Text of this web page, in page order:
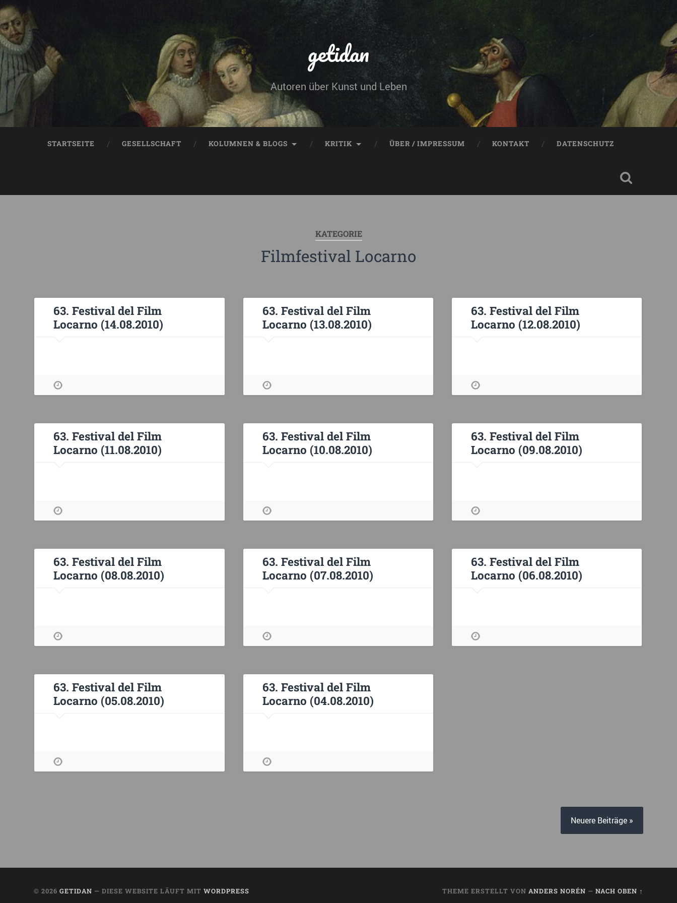
getidan
Autoren über Kunst und Leben
STARTSEITE GESELLSCHAFT KOLUMNEN & BLOGS KRITIK ÜBER / IMPRESSUM KONTAKT DATENSCHUTZ
KATEGORIE
Filmfestival Locarno
63. Festival del Film
Locarno (14.08.2010)
63. Festival del Film
Locarno (13.08.2010)
63. Festival del Film
Locarno (12.08.2010)
63. Festival del Film
Locarno (11.08.2010)
63. Festival del Film
Locarno (10.08.2010)
63. Festival del Film
Locarno (09.08.2010)
63. Festival del Film
Locarno (08.08.2010)
63. Festival del Film
Locarno (07.08.2010)
63. Festival del Film
Locarno (06.08.2010)
63. Festival del Film
Locarno (05.08.2010)
63. Festival del Film
Locarno (04.08.2010)
Neuere Beiträge »
© 2026GETIDAN — DIESE WEBSITE LÄUFT MITWORDPRESS THEME ERSTELLT VON ANDERS NORÉN — NACH OBEN ↑